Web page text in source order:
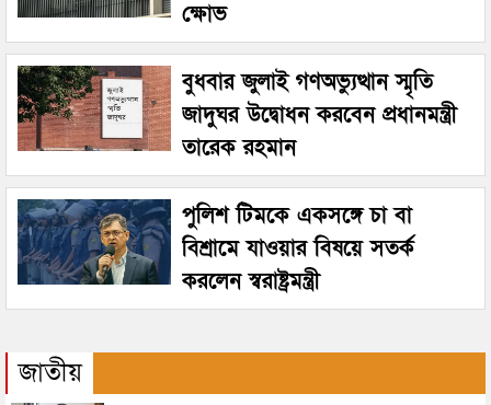
ক্ষোভ
বুধবার জুলাই গণঅভ্যুত্থান স্মৃতি
জাদুঘর উদ্বোধন করবেন প্রধানমন্ত্রী
তারেক রহমান
পুলিশ টিমকে একসঙ্গে চা বা
বিশ্রামে যাওয়ার বিষয়ে সতর্ক
করলেন স্বরাষ্ট্রমন্ত্রী
জাতীয়